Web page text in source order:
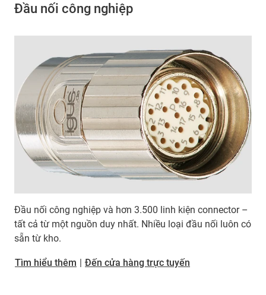
Đầu nối công nghiệp
Đầu nối công nghiệp và hơn 3.500 linh kiện connector –
tất cả từ một nguồn duy nhất. Nhiều loại đầu nối luôn có
sẵn từ kho.
Tìm hiểu thêm Đến cửa hàng trực tuyến